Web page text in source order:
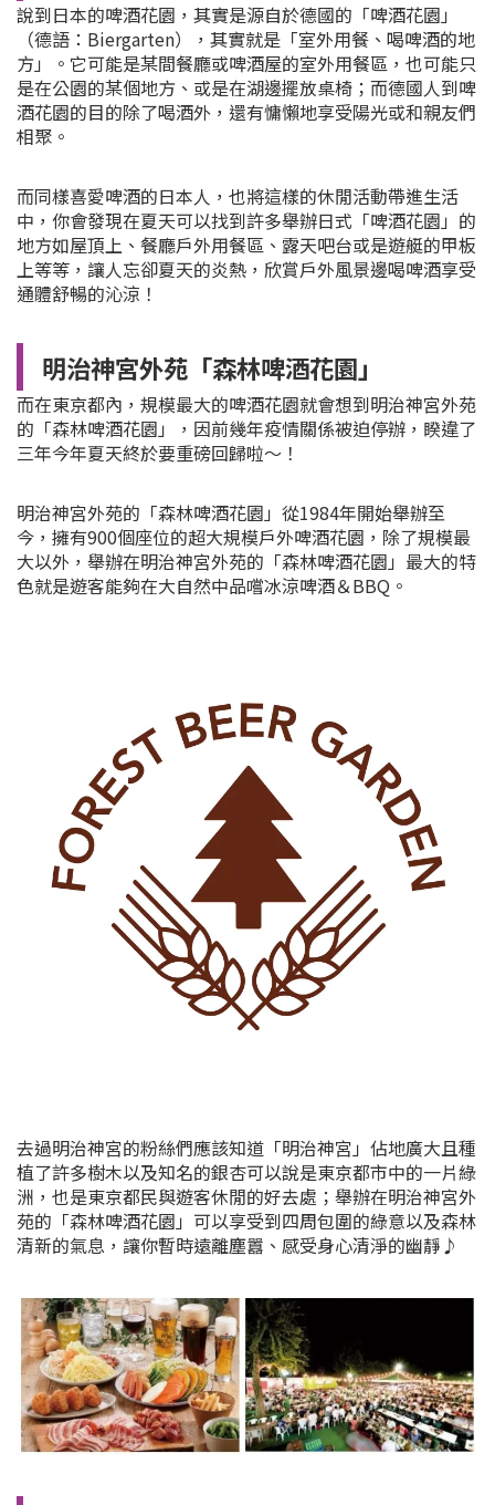
說到日本的啤酒花園，其實是源自於德國的「啤酒花園」
（德語：Biergarten），其實就是「室外用餐、喝啤酒的地
方」。它可能是某間餐廳或啤酒屋的室外用餐區，也可能只
是在公園的某個地方、或是在湖邊擺放桌椅；而德國人到啤
酒花園的目的除了喝酒外，還有慵懶地享受陽光或和親友們
相聚。
而同樣喜愛啤酒的日本人，也將這樣的休閒活動帶進生活
中，你會發現在夏天可以找到許多舉辦日式「啤酒花園」的
地方如屋頂上、餐廳戶外用餐區、露天吧台或是遊艇的甲板
上等等，讓人忘卻夏天的炎熱，欣賞戶外風景邊喝啤酒享受
通體舒暢的沁涼！
明治神宮外苑「森林啤酒花園」
而在東京都內，規模最大的啤酒花園就會想到明治神宮外苑
的「森林啤酒花園」，因前幾年疫情關係被迫停辦，睽違了
三年今年夏天終於要重磅回歸啦～！
明治神宮外苑的「森林啤酒花園」從1984年開始舉辦至
今，擁有900個座位的超大規模戶外啤酒花園，除了規模最
大以外，舉辦在明治神宮外苑的「森林啤酒花園」最大的特
色就是遊客能夠在大自然中品嚐冰涼啤酒＆BBQ。
去過明治神宮的粉絲們應該知道「明治神宮」佔地廣大且種
植了許多樹木以及知名的銀杏可以說是東京都市中的一片綠
洲，也是東京都民與遊客休閒的好去處；舉辦在明治神宮外
苑的「森林啤酒花園」可以享受到四周包圍的綠意以及森林
清新的氣息，讓你暫時遠離塵囂 、感受身心清淨的幽靜♪